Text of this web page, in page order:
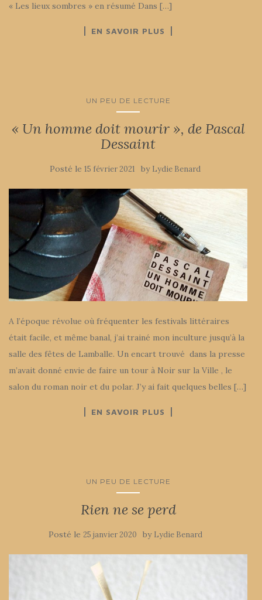
« Les lieux sombres » en résumé Dans […]
EN SAVOIR PLUS
UN PEU DE LECTURE
« Un homme doit mourir », de Pascal
Dessaint
Posté le 15 février 2021 by Lydie Benard
A l’époque révolue où fréquenter les festivals littéraires
était facile, et même banal, j’ai trainé mon inculture jusqu’à la
salle des fêtes de Lamballe. Un encart trouvé dans la presse
m’avait donné envie de faire un tour à Noir sur la Ville , le
salon du roman noir et du polar. J’y ai fait quelques belles […]
EN SAVOIR PLUS
UN PEU DE LECTURE
Rien ne se perd
Posté le 25 janvier 2020 by Lydie Benard